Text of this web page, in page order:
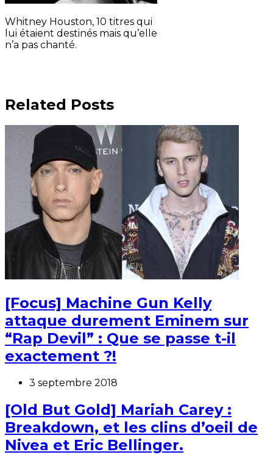
Whitney Houston, 10 titres qui
lui étaient destinés mais qu’elle
n’a pas chanté.
Related Posts
[Focus] Machine Gun Kelly
attaque durement Eminem sur
“Rap Devil” : Que se passe t-il
exactement ?!
3 septembre 2018
[Old But Gold] Mariah Carey :
Breakdown, et les clins d’oeil de
Nivea et Eric Bellinger.